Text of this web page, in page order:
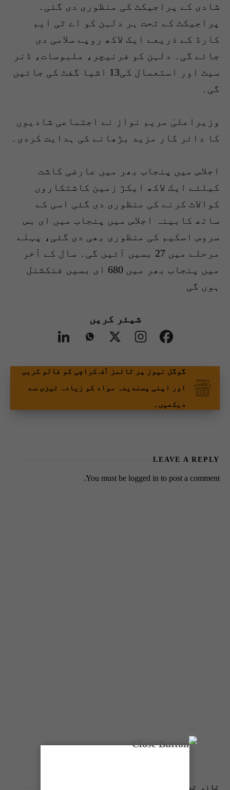
شادی کے پراجیکٹ کی منظوری دی گئی۔
پراجیکٹ کے تحت ہر دلہن کو اے ٹی ایم
کارڈ کے ذریعے ایک لاکھ روپے سلامی دی
جائے گی۔ دلہن کو فرنیچر، ملبوسات، ڈنر
سیٹ اور استعمال کی13 اشیا گفٹ کی جائیں
گی۔
وزیراعلیٰ مریم نواز نے اجتماعی شادیوں
کا دائر کار مزید بڑھانے کی ہدایت کردی۔
اجلاس میں پنجاب بھر میں عارضی کاشت
کیلئے ایک لاکھ ایکڑ زمین کاشتکاروں
کوالاٹ کرنے کی منظوری دی گئی اسی کے
ساتھ کابینہ اجلاس میں پنجاب میں ای بس
سروس اسکیم کی منظوری بھی دی گئی، پہلے
مرحلے میں 27 بسیں آئیں گی۔ سال کے آخر
میں پنجاب بھر میں 680 ای بسیں فنکشنل
ہوں گی
شیئر کریں
گوگل نیوز پر ٹائمز آف کراچی کو فالو کریں
اور اپنی پسندیدہ مواد کو زیادہ تیزی سے
دیکھیں۔
LEAVE A REPLY
You must be logged in to post a comment.
تازہ ترین پوسٹس